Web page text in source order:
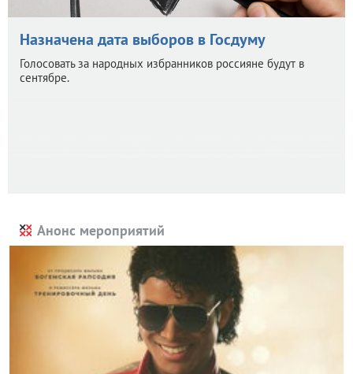
Назначена дата выборов в Госдуму
Голосовать за народных избранников россияне будут в
сентябре.
Анонс мероприятий